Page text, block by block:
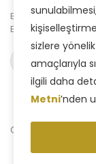
Bizden haberdar
E-Bülten
Copyright © 2025
sizlere
amaçlarıyla
ilgili daha
Metni’nden